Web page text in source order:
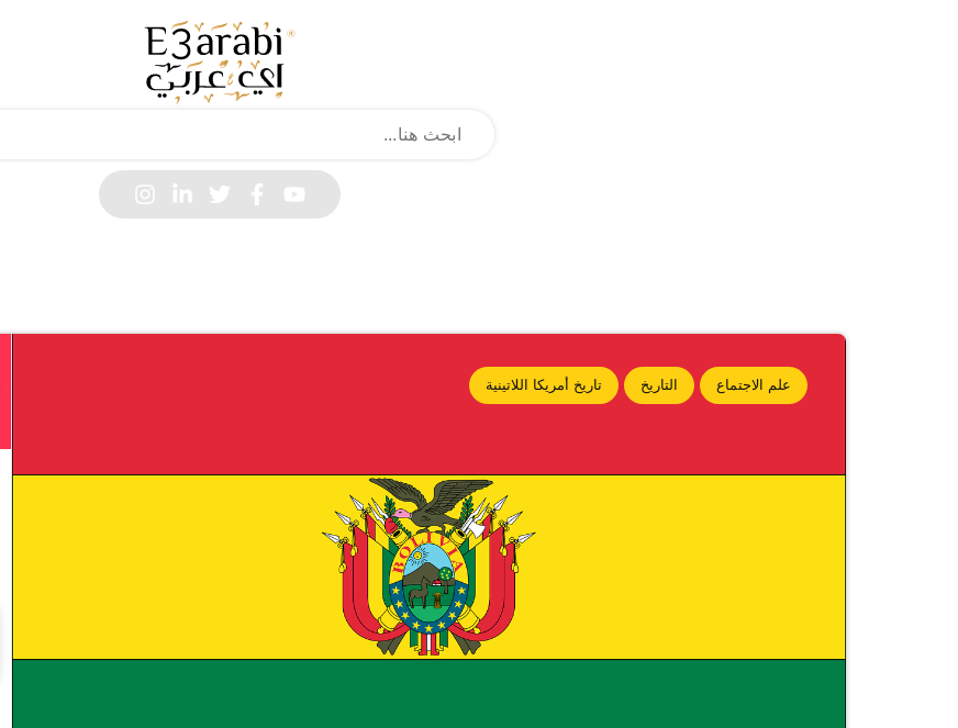
علم الاجتماع التاريخ تاريخ أمريكا اللاتينية